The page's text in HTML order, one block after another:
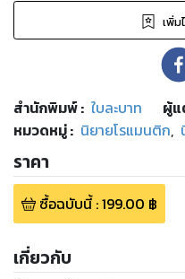
เพิ่ม
สำนักพิมพ์: ใบละบาท ผู้แ
หมวดหมู่: นิยายโรแมนติก,
ราคา
ซื้อฉบับนี้:199.00 ฿
เกี่ยวกับ